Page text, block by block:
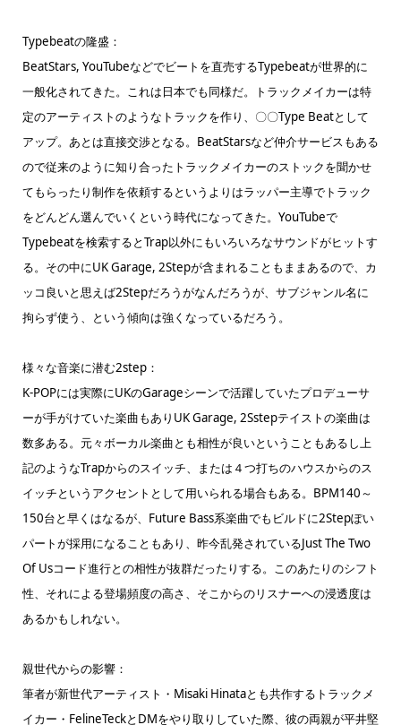
Typebeatの隆盛：
BeatStars, YouTubeなどでビートを直売するTypebeatが世界的に
一般化されてきた。これは日本でも同様だ。トラックメイカーは特
定のアーティストのようなトラックを作り、〇〇Type Beatとして
アップ。あとは直接交渉となる。BeatStarsなど仲介サービスもある
ので従来のように知り合ったトラックメイカーのストックを聞かせ
てもらったり制作を依頼するというよりはラッパー主導でトラック
をどんどん選んでいくという時代になってきた。YouTubeで
Typebeatを検索するとTrap以外にもいろいろなサウンドがヒットす
る。その中にUK Garage, 2Stepが含まれることもままあるので、カ
ッコ良いと思えば2Stepだろうがなんだろうが、サブジャンル名に
拘らず使う、という傾向は強くなっているだろう。
様々な音楽に潜む2step：
K-POPには実際にUKのGarageシーンで活躍していたプロデューサ
ーが手がけていた楽曲もありUK Garage, 2Sstepテイストの楽曲は
数多ある。元々ボーカル楽曲とも相性が良いということもあるし上
記のようなTrapからのスイッチ、または４つ打ちのハウスからのス
イッチというアクセントとして用いられる場合もある。BPM140～
150台と早くはなるが、Future Bass系楽曲でもビルドに2Stepぽい
パートが採用になることもあり、昨今乱発されているJust The Two
Of Usコード進行との相性が抜群だったりする。このあたりのシフト
性、それによる登場頻度の高さ、そこからのリスナーへの浸透度は
あるかもしれない。
親世代からの影響：
筆者が新世代アーティスト・Misaki Hinataとも共作するトラックメ
イカー・FelineTeckとDMをやり取りしていた際、彼の両親が平井堅